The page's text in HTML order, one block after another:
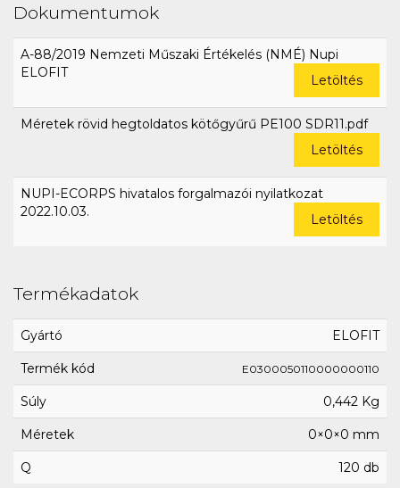
Dokumentumok
A-88/2019 Nemzeti Műszaki Értékelés (NMÉ) Nupi
ELOFIT
Letöltés
Méretek rövid hegtoldatos kötőgyűrű PE100 SDR11.pdf
Letöltés
NUPI-ECORPS hivatalos forgalmazói nyilatkozat
2022.10.03.
Letöltés
Termékadatok
Gyártó ELOFIT
Termék kód E0300050110000000110
Súly 0,442 Kg
Méretek 0×0×0 mm
Q 120 db